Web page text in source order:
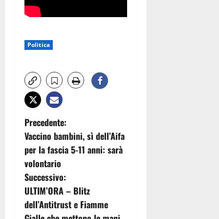
Politica
N
a
v
i
g
Precedente:
Vaccino bambini, sì dell’Aifa
per la fascia 5-11 anni: sarà
volontario
Successivo:
ULTIM’ORA – Blitz
dell’Antitrust e Fiamme